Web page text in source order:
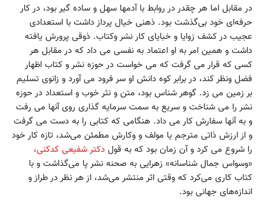
در مقابل اما هر چقدر در روابط با آدمها سهل و ساده گیر بود، در کار
حرفه‌ای خود بی‌گذشت بود. ذهنی خیال پرداز داشت با استعدادی
عجیب در کشف زوایا و خبایای کار نشر وکتاب. ذوقی پرورش یافته
داشت و همین امر به او اعتماد به نفسی می داد که در مقابل هر
کسی که قرار می گرفت که می خواست در حوزه نشر و کتاب اظهار
فضل ونظر کند، در برابر کوه دانش او سر فرود می آورد و زانوی تسلیم
بر زمین می زد. گوهر شناس بود، متن و نثر خوب و استعداد در حوزه
نشر را می شناخت و سریع به سمت سرمایه گذاری روی آنها می رفت
و به آنها سفارش کار می داد. هنگامی که کتابی را به دست می گرفت
و از ارزش ذاتی مترجم یا مولف و وکارش مطمئن می‌شد، تازه کار خود
را شروع می کرد و آن زمان بود که به قول دکتر شفیعی کدکنی،
«وسواس جمال شناسانه» زهرایی به صحنه نشر پا می‌گذاشت و با
کتاب کاری می‌کرد که وقتی اثر منتشر می‌شد، از هر نظر در طراز و
اندازه‌های جهانی بود.